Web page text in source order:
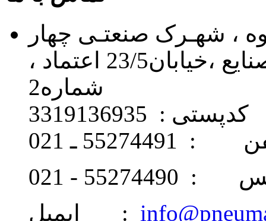
، شهـرک صنعتـی چهار
دانگه ، خیابان 24 ، بلـوار صنایع ،خیابان23/5 اعتماد ،
شماره2
کدپستی : 3319136935
55274491 ـ 021
- 021
ایمیل :